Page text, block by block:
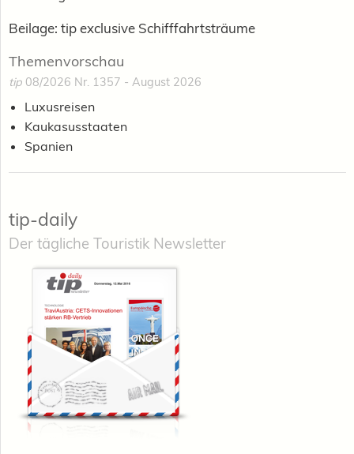
Beilage: tip exclusive Schifffahrtsträume
Themenvorschau
tip 08/2026 Nr. 1357 - August 2026
Luxusreisen
Kaukasusstaaten
Spanien
tip-daily
Der tägliche Touristik Newsletter